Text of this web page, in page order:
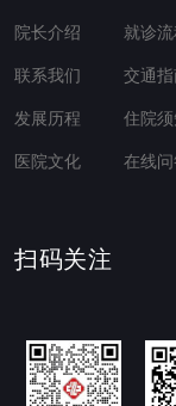
院长介绍
联系我们
发展历程
医院文化
就诊
交通
住院须
在线
扫码关注